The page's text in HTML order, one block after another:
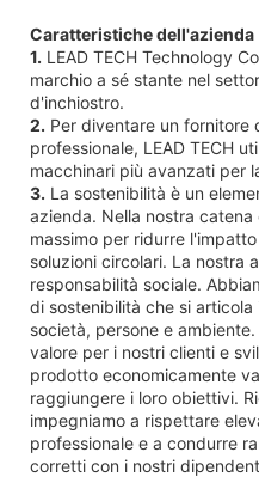
Caratteristiche dell'azienda
1. LEAD TECH Technology
marchio a sé stante nel
d'inchiostro.
2. Per diventare un fornitore
professionale, LEAD TECH
macchinari più avanzati per
3. La sostenibilità è un
azienda. Nella nostra
massimo per ridurre
soluzioni circolari. La nostra
responsabilità sociale.
di sostenibilità che si
società, persone e
valore per i nostri clienti e
prodotto economicamente
raggiungere i loro obiettivi.
impegniamo a rispettare
professionale e a condurre
corretti con i nostri